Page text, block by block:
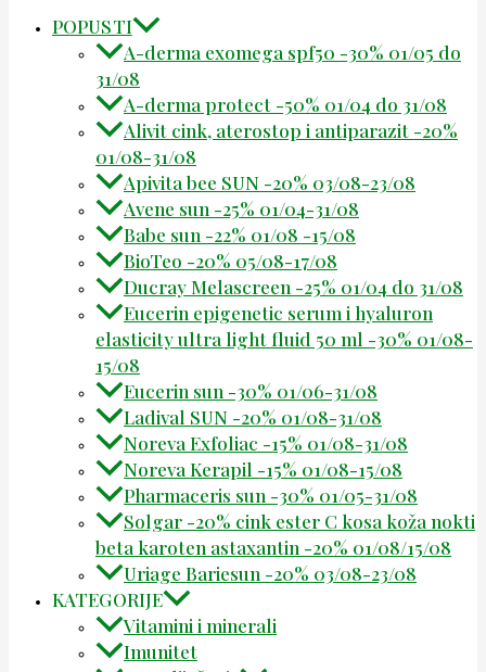
POPUSTI
A-derma exomega spf50 -30% 01/05 do
31/08
A-derma protect -50% 01/04 do 31/08
Alivit cink, aterostop i antiparazit -20%
01/08-31/08
Apivita bee SUN -20% 03/08-23/08
Avene sun -25% 01/04-31/08
Babe sun -22% 01/08 -15/08
BioTeo -20% 05/08-17/08
Ducray Melascreen -25% 01/04 do 31/08
Eucerin epigenetic serum i hyaluron
elasticity ultra light fluid 50 ml -30% 01/08-
15/08
Eucerin sun -30% 01/06-31/08
Ladival SUN -20% 01/08-31/08
Noreva Exfoliac -15% 01/08-31/08
Noreva Kerapil -15% 01/08-15/08
Pharmaceris sun -30% 01/05-31/08
Solgar -20% cink ester C kosa koža nokti
beta karoten astaxantin -20% 01/08/15/08
Uriage Bariesun -20% 03/08-23/08
KATEGORIJE
Vitamini i minerali
Imunitet